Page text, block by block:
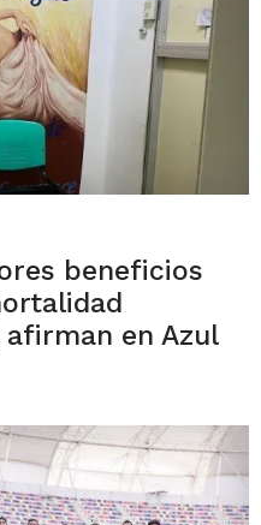
beneficios
en Azul